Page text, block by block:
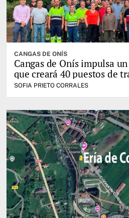
CANGAS DE ONÍS
Cangas de Onís impulsa
que creará 40 puestos de
SOFIA PRIETO CORRALES